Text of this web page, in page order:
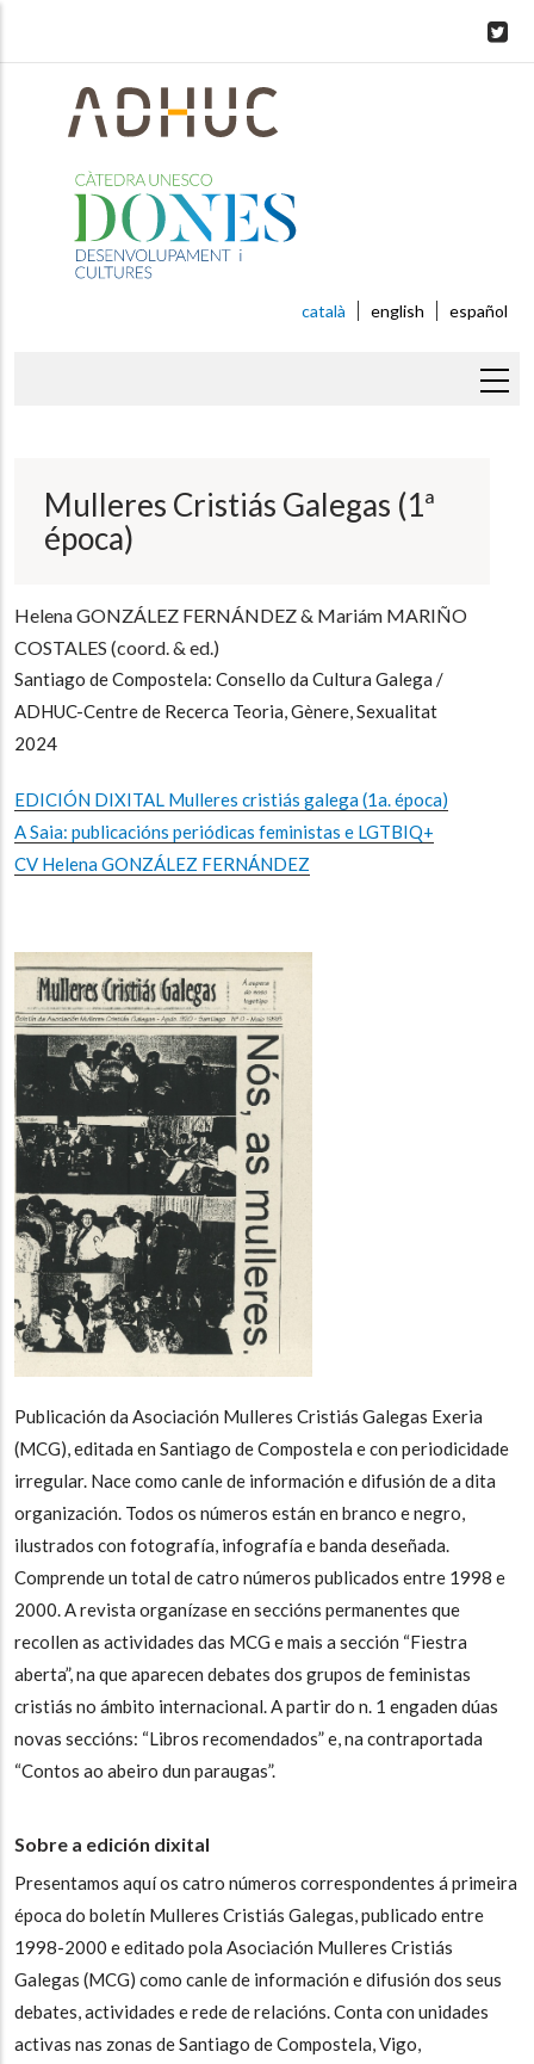
català english español
Mulleres Cristiás Galegas (1ª
época)
Helena GONZÁLEZ FERNÁNDEZ & Mariám MARIÑO
COSTALES (coord. & ed.)
Santiago de Compostela: Consello da Cultura Galega /
ADHUC-Centre de Recerca Teoria, Gènere, Sexualitat
2024
EDICIÓN DIXITAL Mulleres cristiás galega (1a. época)
A Saia: publicacións periódicas feministas e LGTBIQ+
CV Helena GONZÁLEZ FERNÁNDEZ
Publicación da Asociación Mulleres Cristiás Galegas Exeria
(MCG), editada en Santiago de Compostela e con periodicidade
irregular. Nace como canle de información e difusión de a dita
organización. Todos os números están en branco e negro,
ilustrados con fotografía, infografía e banda deseñada.
Comprende un total de catro números publicados entre 1998 e
2000. A revista organízase en seccións permanentes que
recollen as actividades das MCG e mais a sección “Fiestra
aberta”, na que aparecen debates dos grupos de feministas
cristiás no ámbito internacional. A partir do n. 1 engaden dúas
novas seccións: “Libros recomendados” e, na contraportada
“Contos ao abeiro dun paraugas”.
Sobre a edición dixital
Presentamos aquí os catro números correspondentes á primeira
época do boletín Mulleres Cristiás Galegas, publicado entre
1998-2000 e editado pola Asociación Mulleres Cristiás
Galegas (MCG) como canle de información e difusión dos seus
debates, actividades e rede de relacións. Conta con unidades
activas nas zonas de Santiago de Compostela, Vigo,